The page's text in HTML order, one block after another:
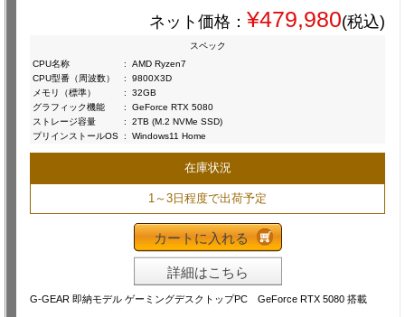
ネット価格： ¥479,980(税込)
スペック
CPU名称
:
AMD Ryzen7
CPU型番（周波数）
:
9800X3D
メモリ（標準）
:
32GB
グラフィック機能
:
GeForce RTX 5080
ストレージ容量
:
2TB (M.2 NVMe SSD)
プリインストールOS : Windows11 Home
在庫状況
1～3日程度で出荷予定
カートに入れる
詳細はこちら
G-GEAR 即納モデル ゲーミングデスクトップPC GeForce RTX 5080 搭載